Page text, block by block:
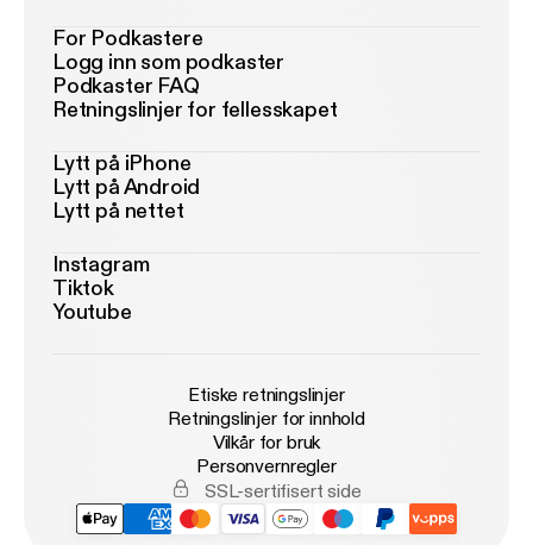
For Podkastere
Logg inn som podkaster
Podkaster FAQ
Retningslinjer for fellesskapet
Lytt på iPhone
Lytt på Android
Lytt på nettet
Instagram
Tiktok
Youtube
Etiske retningslinjer
Retningslinjer for innhold
Vilkår for bruk
Personvernregler
SSL-sertifisert side